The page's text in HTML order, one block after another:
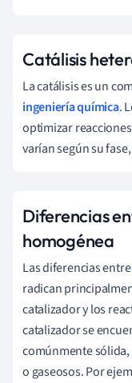
Catálisis
La catálisis es un
ingeniería química.
optimizar
varían según su
Diferencias
homogénea
Las diferencias
radican
catalizador y los
catalizador se
comúnmente
o gaseosos. Por